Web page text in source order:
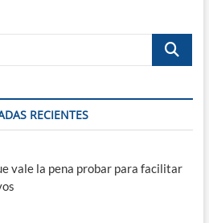
Buscar
RECIENTES
vale la pena probar para facilitar